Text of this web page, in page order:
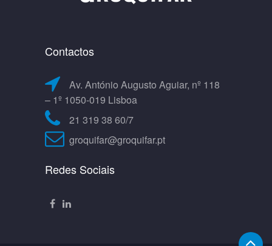
Contactos
Av. António Augusto Aguiar, nº 118
– 1º 1050-019 Lisboa
21 319 38 60/7
groquifar@groquifar.pt
Redes Sociais